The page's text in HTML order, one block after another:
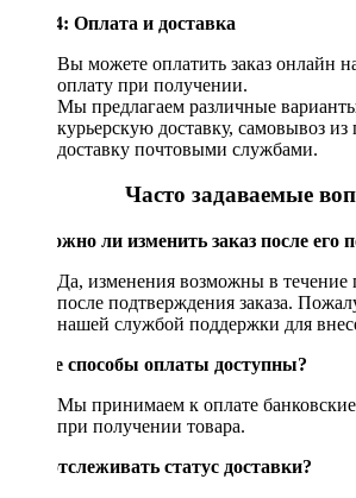
Шаг 4: Оплата и доставка
Вы можете оплатить заказ онлайн
оплату при получении.
Мы предлагаем различные
курьерскую доставку, самовывоз
доставку почтовыми службами.
Часто задаваемые
Возможно ли изменить заказ после его
Да, изменения возможны в течение
после подтверждения заказа.
нашей службой поддержки для
Какие способы оплаты доступны?
Мы принимаем к оплате
при получении товара.
Как отслеживать статус доставки?